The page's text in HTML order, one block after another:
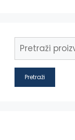
Pretraži